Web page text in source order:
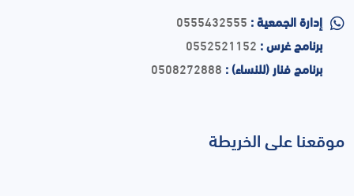
إدارة الجمعية : 0555432555
برنامج غرس : 0552521152
برنامج فنار (للنساء) : 0508272888
موقعنا على الخريطة